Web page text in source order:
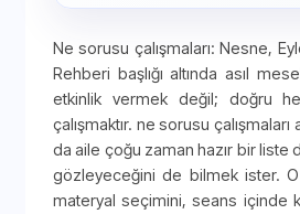
Ne sorusu çalışmaları: Nesne,
Rehberi başlığı altında asıl
etkinlik vermek değil; doğru
çalışmaktır. ne sorusu
da aile çoğu zaman hazır bir liste
gözleyeceğini de bilmek ister.
materyal seçimini, seans içinde